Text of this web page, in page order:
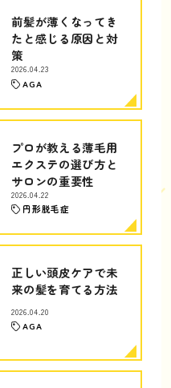
前髪が薄くなってき
たと感じる原因と対
策
2026.04.23
AGA
プロが教える薄毛用
エクステの選び方と
サロンの重要性
2026.04.22
円形脱毛症
正しい頭皮ケアで未
来の髪を育てる方法
2026.04.20
AGA